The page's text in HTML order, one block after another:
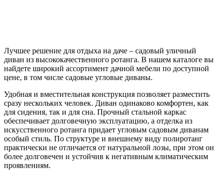
Лучшее решение для отдыха на даче – садовый уличный
диван из высококачественного ротанга. В нашем каталоге вы
найдете широкий ассортимент дачной мебели по доступной
цене, в том числе садовые угловые диваны.
Удобная и вместительная конструкция позволяет разместить
сразу нескольких человек. Диван одинаково комфортен, как
для сидения, так и для сна. Прочный стальной каркас
обеспечивает долговечную эксплуатацию, а отделка из
искусственного ротанга придает угловым садовым диванам
особый стиль. По структуре и внешнему виду полиротанг
практически не отличается от натуральной лозы, при этом он
более долговечен и устойчив к негативным климатическим
проявлениям.